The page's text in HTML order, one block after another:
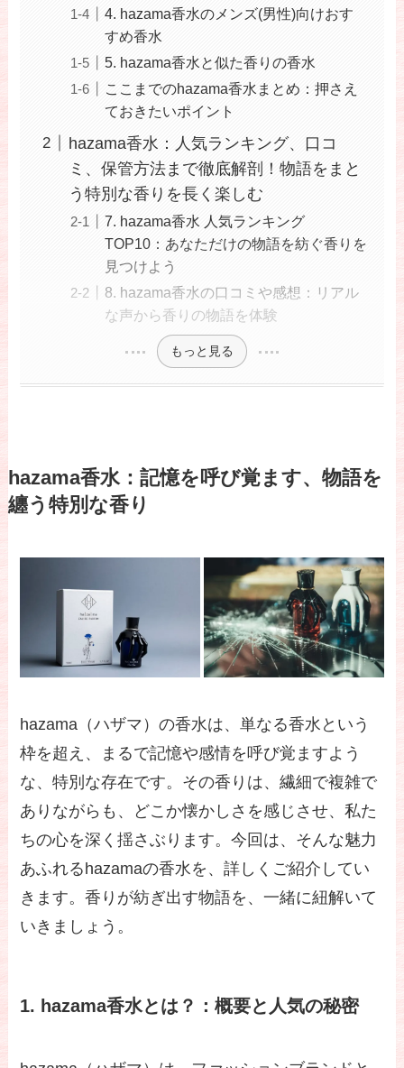
4. hazama香水のメンズ(男性)向けおす
すめ香水
5. hazama香水と似た香りの香水
ここまでのhazama香水まとめ：押さえ
ておきたいポイント
hazama香水：人気ランキング、口コ
ミ、保管方法まで徹底解剖！物語をまと
う特別な香りを長く楽しむ
7. hazama香水 人気ランキング
TOP10：あなただけの物語を紡ぐ香りを
見つけよう
8. hazama香水の口コミや感想：リアル
な声から香りの物語を体験
もっと見る
hazama香水：記憶を呼び覚ます、物語を
纏う特別な香り
hazama（ハザマ）の香水は、単なる香水という
枠を超え、まるで記憶や感情を呼び覚ますよう
な、特別な存在です。その香りは、繊細で複雑で
ありながらも、どこか懐かしさを感じさせ、私た
ちの心を深く揺さぶります。今回は、そんな魅力
あふれるhazamaの香水を、詳しくご紹介してい
きます。香りが紡ぎ出す物語を、一緒に紐解いて
いきましょう。
1. hazama香水とは？：概要と人気の秘密